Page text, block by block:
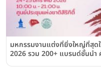
มหกรรมงานแต่งที่ยิ่งใหญ่ที่สุด
2026 รวม 200+ แบรนด์ชั้นน